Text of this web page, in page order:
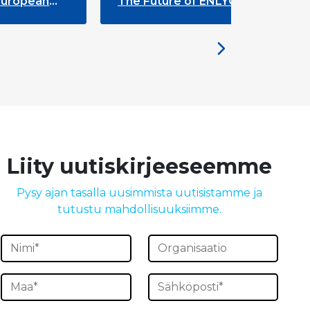
Liity uutiskirjeeseemme
Pysy ajan tasalla uusimmista uutisistamme ja
tutustu mahdollisuuksiimme.